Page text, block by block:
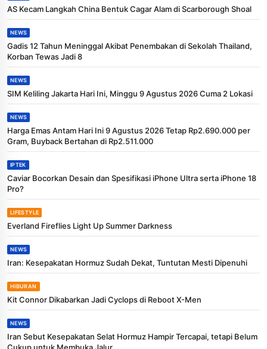
AS Kecam Langkah China Bentuk Cagar Alam di Scarborough Shoal
NEWS
Gadis 12 Tahun Meninggal Akibat Penembakan di Sekolah Thailand,
Korban Tewas Jadi 8
NEWS
SIM Keliling Jakarta Hari Ini, Minggu 9 Agustus 2026 Cuma 2 Lokasi
NEWS
Harga Emas Antam Hari Ini 9 Agustus 2026 Tetap Rp2.690.000 per
Gram, Buyback Bertahan di Rp2.511.000
IPTEK
Caviar Bocorkan Desain dan Spesifikasi iPhone Ultra serta iPhone 18
Pro?
LIFESTYLE
Everland Fireflies Light Up Summer Darkness
NEWS
Iran: Kesepakatan Hormuz Sudah Dekat, Tuntutan Mesti Dipenuhi
HIBURAN
Kit Connor Dikabarkan Jadi Cyclops di Reboot X-Men
NEWS
Iran Sebut Kesepakatan Selat Hormuz Hampir Tercapai, tetapi Belum
Cukup untuk Membuka Jalur